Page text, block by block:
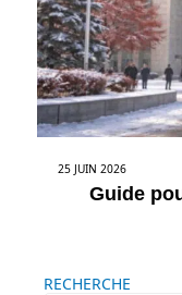
25 JUIN 2026
Guide
RECHERCHE